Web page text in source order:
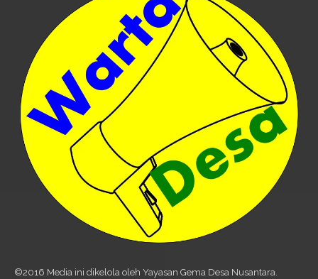
©2016 Media ini dikelola oleh Yayasan Gema Desa Nusantara.